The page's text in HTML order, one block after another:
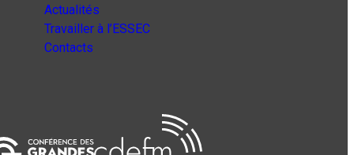
Actualités
Travailler à l’ESSEC
Contacts